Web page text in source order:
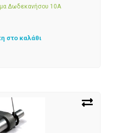
Δωδεκανήσου 10Α
στο καλάθι